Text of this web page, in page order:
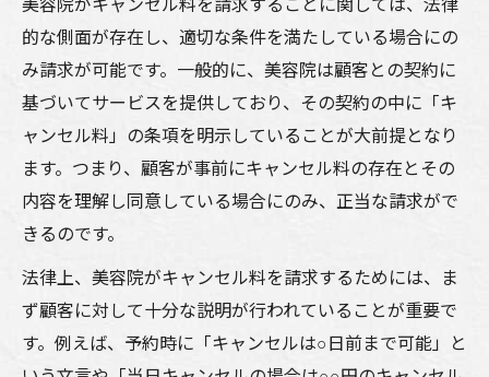
美容院がキャンセル料を請求することに関しては、法律
的な側面が存在し、適切な条件を満たしている場合にの
み請求が可能です。一般的に、美容院は顧客との契約に
基づいてサービスを提供しており、その契約の中に「キ
ャンセル料」の条項を明示していることが大前提となり
ます。つまり、顧客が事前にキャンセル料の存在とその
内容を理解し同意している場合にのみ、正当な請求がで
きるのです。
法律上、美容院がキャンセル料を請求するためには、ま
ず顧客に対して十分な説明が行われていることが重要で
す。例えば、予約時に「キャンセルは○日前まで可能」と